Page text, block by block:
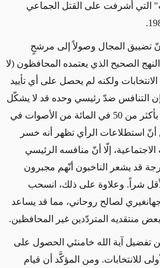
التي أشرفت على القتل الجماعي
تضييق المجال وصولاً إلى مرشحٍ
الصحيح الذي يعتمده المحافظون (لا
ولكنه لم يحصل على أي تأييد
التنافس ضدّ رئيسي وحده قد لا يشكّل
مشكلة لروحاني، الذي فاز بأكثر من 50 في المائة من الأصوات في
من أنّ استطلاعات الرأي تظهر أنه خسر
إلّا أنّ منافسه الرئيسي
قد يشعر الناخبون أنّهم مجبرون
شراً. وعلاوة على ذلك، انسحب
لصالح روحاني، مما قد يساعد
منتقديه المتردّدين غير المحافظين.
تفضيل آية الله خامنئي الحصول على
للانتخابات. ومن المؤكَّد أن قيام